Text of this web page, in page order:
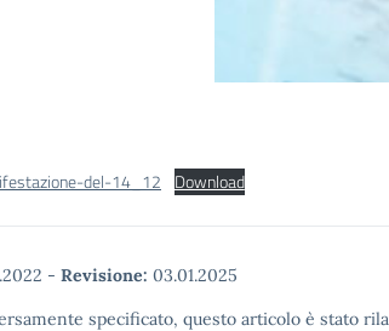
del-14_12 Download
- Revisione: 03.01.2025
specificato, questo articolo è stato